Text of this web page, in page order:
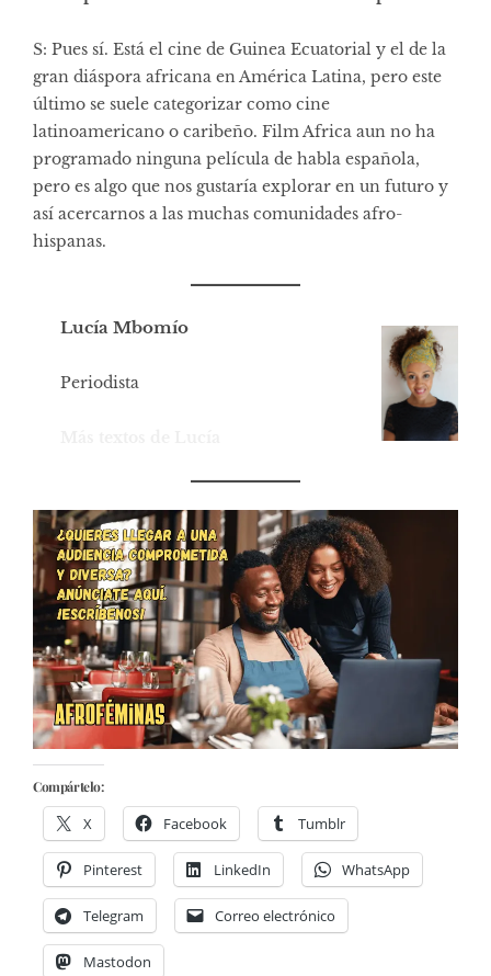
S: Pues sí. Está el cine de Guinea Ecuatorial y el de la
gran diáspora africana en América Latina, pero este
último se suele categorizar como cine
latinoamericano o caribeño. Film Africa aun no ha
programado ninguna película de habla española,
pero es algo que nos gustaría explorar en un futuro y
así acercarnos a las muchas comunidades afro-
hispanas.
Lucía Mbomío
Periodista
Compártelo:
X Facebook Tumblr
Pinterest LinkedIn WhatsApp
Telegram Correo electrónico
Mastodon